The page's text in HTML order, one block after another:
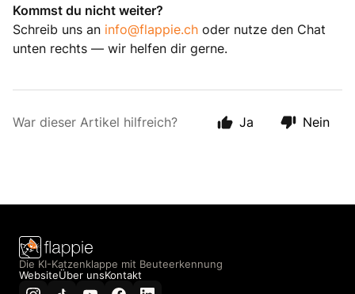
Kommst du nicht weiter?
Schreib uns an info@flappie.ch oder nutze den Chat
unten rechts — wir helfen dir gerne.
War dieser Artikel hilfreich? Ja Nein
Die KI-Katzenklappe mit Beuteerkennung
WebsiteÜber unsKontakt